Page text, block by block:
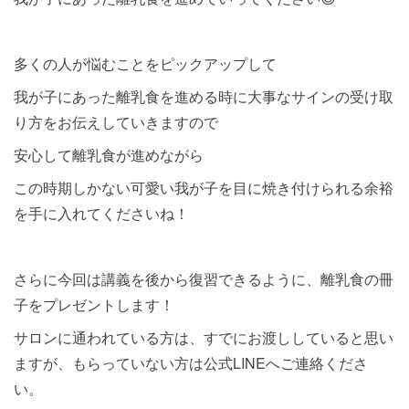
多くの人が悩むことをピックアップして
我が子にあった離乳食を進める時に大事なサインの受け取
り方をお伝えしていきますので
安心して離乳食が進めながら
この時期しかない可愛い我が子を目に焼き付けられる余裕
を手に入れてくださいね！
さらに今回は講義を後から復習できるように、離乳食の冊
子をプレゼントします！
サロンに通われている方は、すでにお渡ししていると思い
ますが、もらっていない方は公式LINEへご連絡くださ
い。